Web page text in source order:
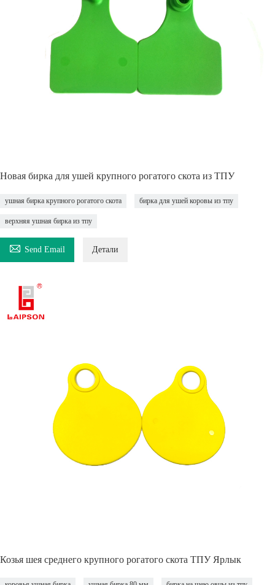
Новая бирка для ушей крупного рогатого скота из ТПУ
ушная бирка крупного рогатого скота бирка для ушей коровы из тпу
верхняя ушная бирка из тпу
 Send Email Детали
Козья шея среднего крупного рогатого скота ТПУ Ярлык